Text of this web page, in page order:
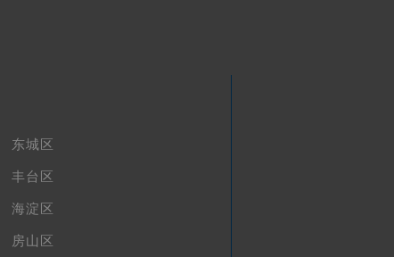
东城区
丰台区
海淀区
房山区